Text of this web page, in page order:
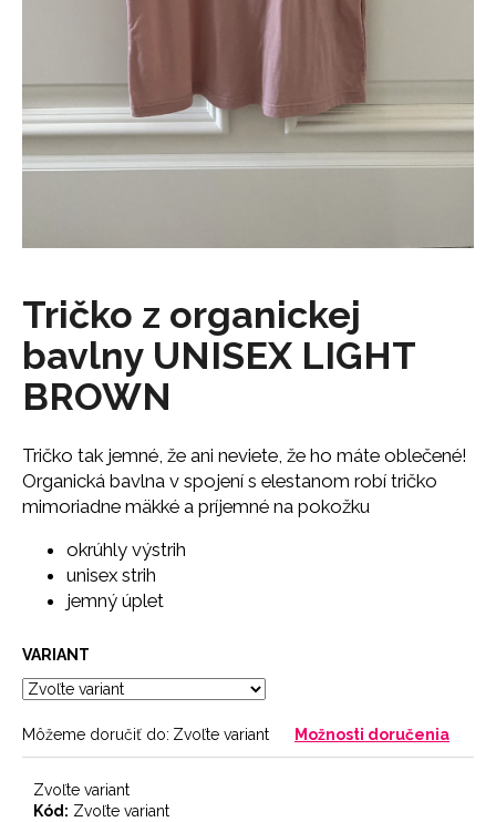
Tričko z organickej
bavlny UNISEX LIGHT
BROWN
Tričko tak jemné, že ani neviete, že ho máte oblečené!
Organická bavlna v spojení s elestanom robí tričko
mimoriadne mäkké a príjemné na pokožku
⁠okrúhly výstrih
unisex strih
⁠jemný úplet
VARIANT
Môžeme doručiť do: Zvoľte variant Možnosti doručenia
Zvoľte variant
Kód: Zvoľte variant
s
ť
?
O
d
p
r
ú
č
BLACK
7
€